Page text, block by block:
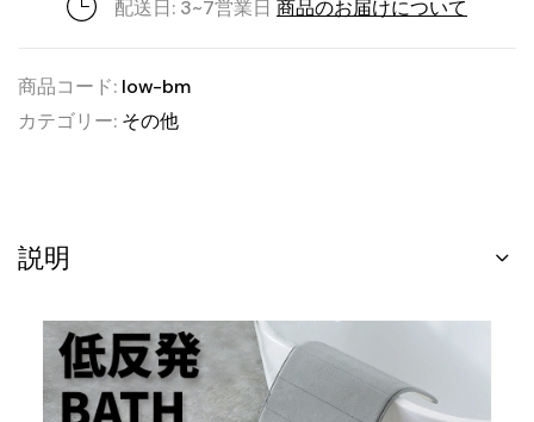
配送日: 3~7営業日 商品のお届けについて
商品コード: low-bm
カテゴリー: その他
説明